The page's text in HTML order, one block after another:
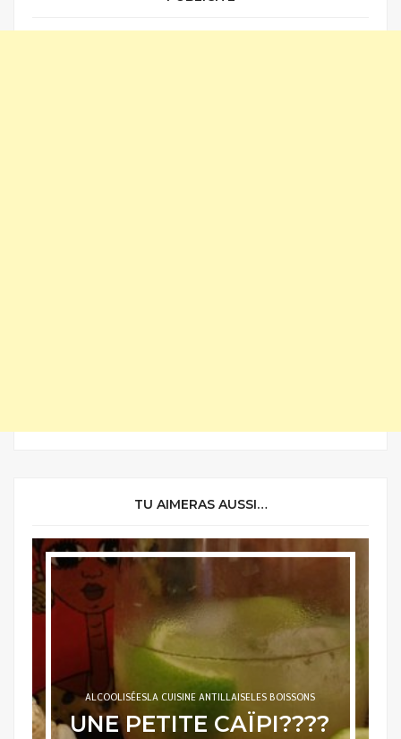
TU AIMERAS AUSSI…
ALCOOLISÉESLA CUISINE ANTILLAISELES BOISSONS
UNE PETITE CAÏPI????